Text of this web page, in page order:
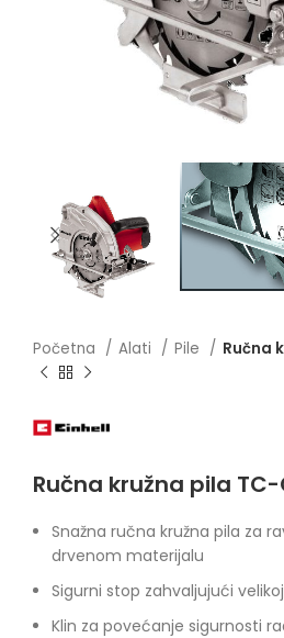
Početna Alati Pile Ručna
Ručna kružna pila TC-
Snažna ručna kružna pila za
drvenom materijalu
Sigurni stop zahvaljujući
Klin za povećanje sigurnosti